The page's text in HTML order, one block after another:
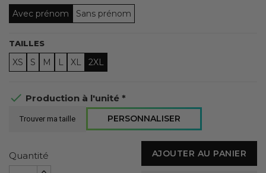
Avec prénom Sans prénom
TAILLES
XS S M L XL 2XL
 Production à l'unité *
Trouver ma taille PERSONNALISER
Quantité AJOUTER AU PANIER